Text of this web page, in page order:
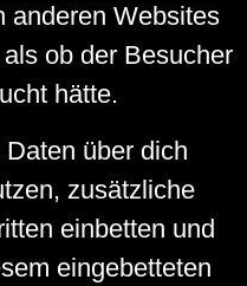
anderen Websites
ob der Besucher
hätte.
über dich
zusätzliche
einbetten und
eingebetteten